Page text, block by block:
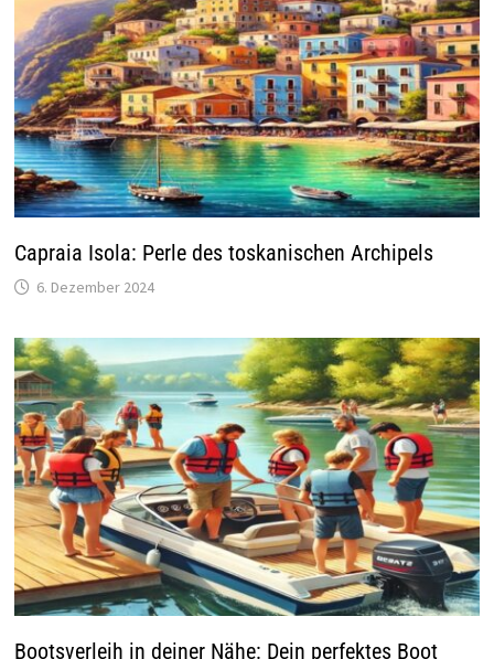
Capraia Isola: Perle des toskanischen Archipels
6. Dezember 2024
Bootsverleih in deiner Nähe: Dein perfektes Boot